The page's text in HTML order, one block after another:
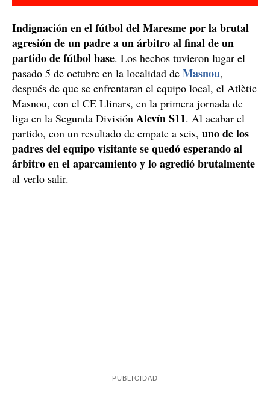
Indignación en el fútbol del Maresme por la brutal
agresión de un padre a un árbitro al final de un
partido de fútbol base. Los hechos tuvieron lugar el
pasado 5 de octubre en la localidad de Masnou,
después de que se enfrentaran el equipo local, el Atlètic
Masnou, con el CE Llinars, en la primera jornada de
liga en la Segunda División Alevín S11. Al acabar el
partido, con un resultado de empate a seis, uno de los
padres del equipo visitante se quedó esperando al
árbitro en el aparcamiento y lo agredió brutalmente
al verlo salir.